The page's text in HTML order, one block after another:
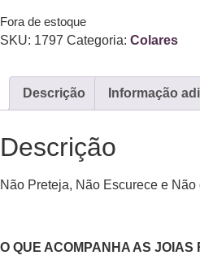
Fora de estoque
SKU: 1797 Categoria: Colares
Descrição Informação
Descrição
Não Preteja, Não Escurece e Não
O QUE ACOMPANHA AS JOIAS